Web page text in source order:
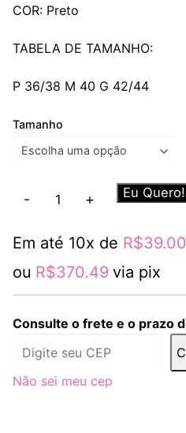
COR: Preto
TABELA DE TAMANHO:
P 36/38 M 40 G 42/44
Tamanho
Conjunto
quantidade
- + Eu Quero!
Em até 10x de R$39.00
ou R$370.49 via pix
Consulte o frete e o prazo
Não sei meu cep